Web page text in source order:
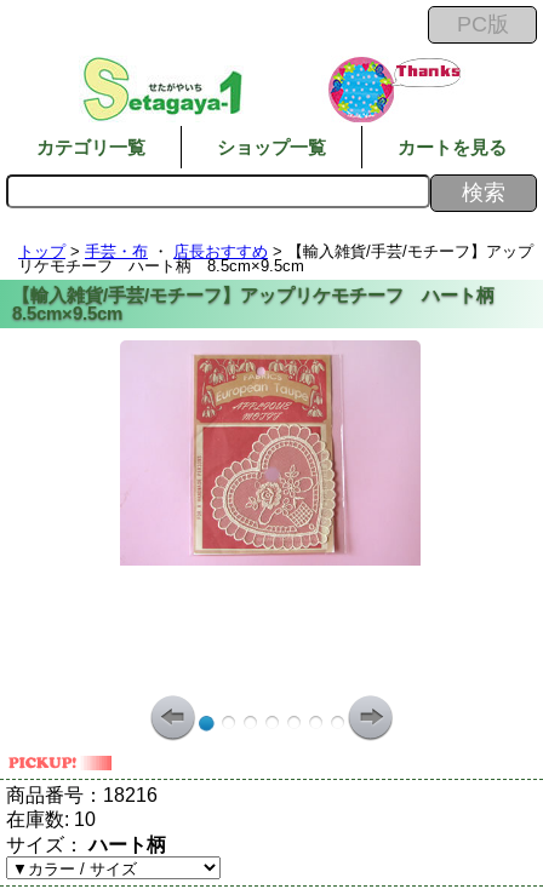
カテゴリ一覧 ショップ一覧 カートを見る
トップ> 手芸・布 ・ 店長おすすめ > 【輸入雑貨/手芸/モチーフ】アップ
リケモチーフ ハート柄 8.5cm×9.5cm
商品番号： 18216
在庫数: 10
サイズ： ハート柄